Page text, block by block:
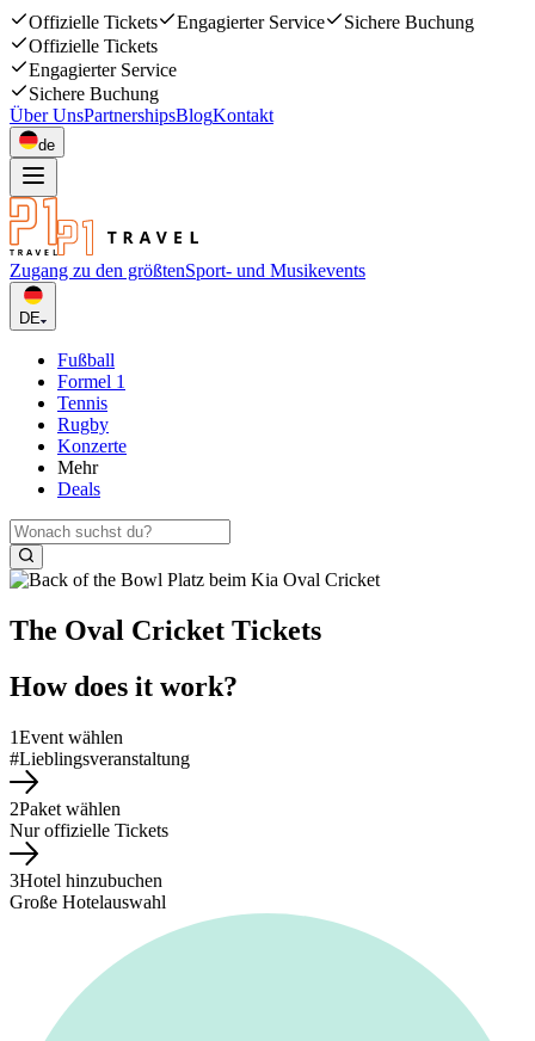
Offizielle Tickets Engagierter Service
Sichere Buchung
Offizielle Tickets
Engagierter Service
Sichere Buchung
Über UnsPartnershipsBlogKontakt
de
Zugang zu den größtenSport- und Musikevents
DE
Fußball
Formel 1
Tennis
Rugby
Konzerte
Mehr
Deals
The Oval Cricket Tickets
How does it work?
1Event wählen
#Lieblingsveranstaltung
2Paket wählen
Nur offizielle Tickets
3Hotel hinzubuchen
Große Hotelauswahl